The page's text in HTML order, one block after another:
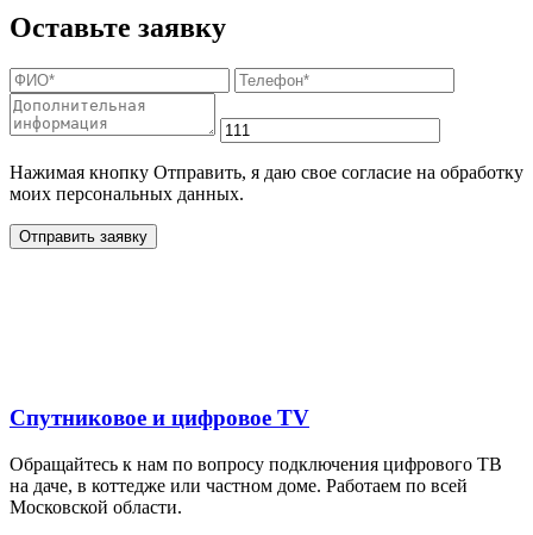
Оставьте заявку
Нажимая кнопку Отправить, я даю свое согласие на обработку
моих персональных данных.
Отправить заявку
Спутниковое и цифровое TV
Обращайтесь к нам по вопросу подключения цифрового ТВ
на даче, в коттедже или частном доме. Работаем по всей
Московской области.